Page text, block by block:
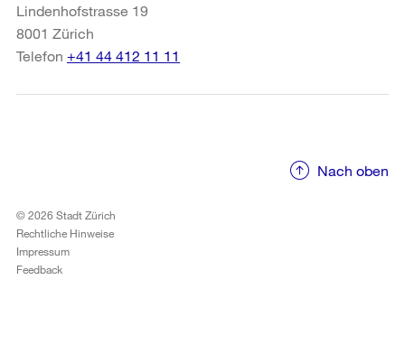
Lindenhofstrasse 19
8001 Zürich
Telefon +41 44 412 11 11
Nach oben
© 2026 Stadt Zürich
Rechtliche Hinweise
Impressum
Feedback